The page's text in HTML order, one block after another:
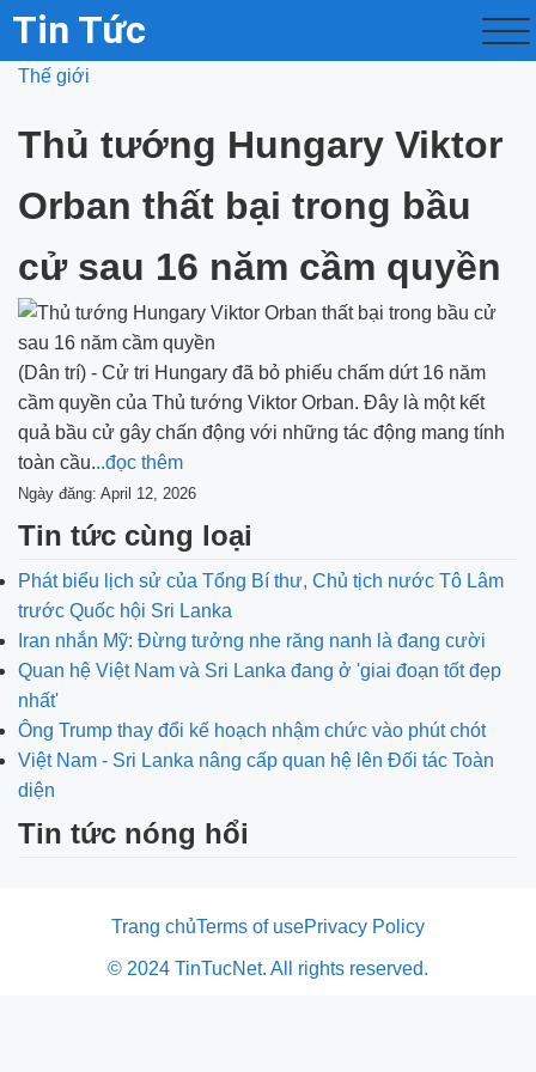
Tin Tức
Thế giới
Thủ tướng Hungary Viktor
Orban thất bại trong bầu
cử sau 16 năm cầm quyền
(Dân trí) - Cử tri Hungary đã bỏ phiếu chấm dứt 16 năm
cầm quyền của Thủ tướng Viktor Orban. Đây là một kết
quả bầu cử gây chấn động với những tác động mang tính
toàn cầu...đọc thêm
Ngày đăng: April 12, 2026
Tin tức cùng loại
Phát biểu lịch sử của Tổng Bí thư, Chủ tịch nước Tô Lâm
trước Quốc hội Sri Lanka
Iran nhắn Mỹ: Đừng tưởng nhe răng nanh là đang cười
Quan hệ Việt Nam và Sri Lanka đang ở 'giai đoạn tốt đẹp
nhất'
Ông Trump thay đổi kế hoạch nhậm chức vào phút chót
Việt Nam - Sri Lanka nâng cấp quan hệ lên Đối tác Toàn
diện
Tin tức nóng hổi
Trang chủTerms of usePrivacy Policy
© 2024 TinTucNet. All rights reserved.